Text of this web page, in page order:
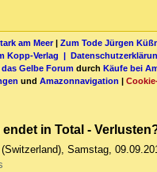
am Meer| Zum Tode Jürgen
Kopp-Verlag |
Gelbe Forum durch Käufe bei
und Amazonnavigation |
in Total -
(Switzerland), Samstag,